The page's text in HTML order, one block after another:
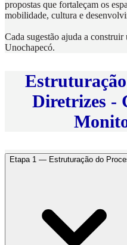
propostas que fortaleçam os
mobilidade, cultura e
Cada sugestão ajuda a
Unochapecó.
Diretrizes -
Etapa 1 — Estruturação do